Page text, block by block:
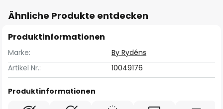
Ähnliche Produkte entdecken
Produktinformationen
Marke:
By Rydéns
Artikel Nr.:
10049176
Produktinformationen